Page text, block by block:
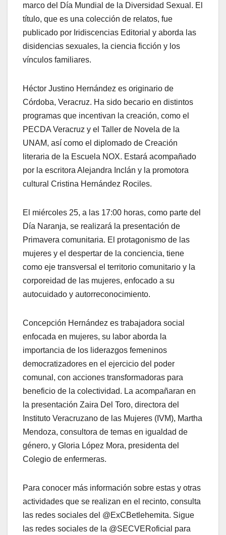
marco del Día Mundial de la Diversidad Sexual. El
título, que es una colección de relatos, fue
publicado por Iridiscencias Editorial y aborda las
disidencias sexuales, la ciencia ficción y los
vínculos familiares.
Héctor Justino Hernández es originario de
Córdoba, Veracruz. Ha sido becario en distintos
programas que incentivan la creación, como el
PECDA Veracruz y el Taller de Novela de la
UNAM, así como el diplomado de Creación
literaria de la Escuela NOX. Estará acompañado
por la escritora Alejandra Inclán y la promotora
cultural Cristina Hernández Rociles.
El miércoles 25, a las 17:00 horas, como parte del
Día Naranja, se realizará la presentación de
Primavera comunitaria. El protagonismo de las
mujeres y el despertar de la conciencia, tiene
como eje transversal el territorio comunitario y la
corporeidad de las mujeres, enfocado a su
autocuidado y autorreconocimiento.
Concepción Hernández es trabajadora social
enfocada en mujeres, su labor aborda la
importancia de los liderazgos femeninos
democratizadores en el ejercicio del poder
comunal, con acciones transformadoras para
beneficio de la colectividad. La acompañaran en
la presentación Zaira Del Toro, directora del
Instituto Veracruzano de las Mujeres (IVM), Martha
Mendoza, consultora de temas en igualdad de
género, y Gloria López Mora, presidenta del
Colegio de enfermeras.
Para conocer más información sobre estas y otras
actividades que se realizan en el recinto, consulta
las redes sociales del @ExCBetlehemita. Sigue
las redes sociales de la @SECVERoficial para